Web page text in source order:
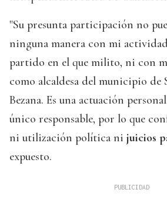
"Su presunta participación no
ninguna manera con mi
partido en el que milito, ni con
como alcaldesa del municipio de
Bezana. Es una actuación
único responsable, por lo que
ni utilización política ni juicios
expuesto.